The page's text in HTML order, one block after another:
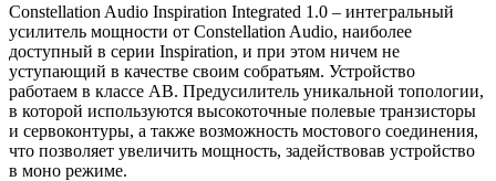
Constellation Audio Inspiration Integrated 1.0 – интегральный
усилитель мощности от Constellation Audio, наиболее
доступный в серии Inspiration, и при этом ничем не
уступающий в качестве своим собратьям. Устройство
работаем в классе AB. Предусилитель уникальной топологии,
в которой используются высокоточные полевые транзисторы
и сервоконтуры, а также возможность мостового соединения,
что позволяет увеличить мощность, задействовав устройство
в моно режиме.